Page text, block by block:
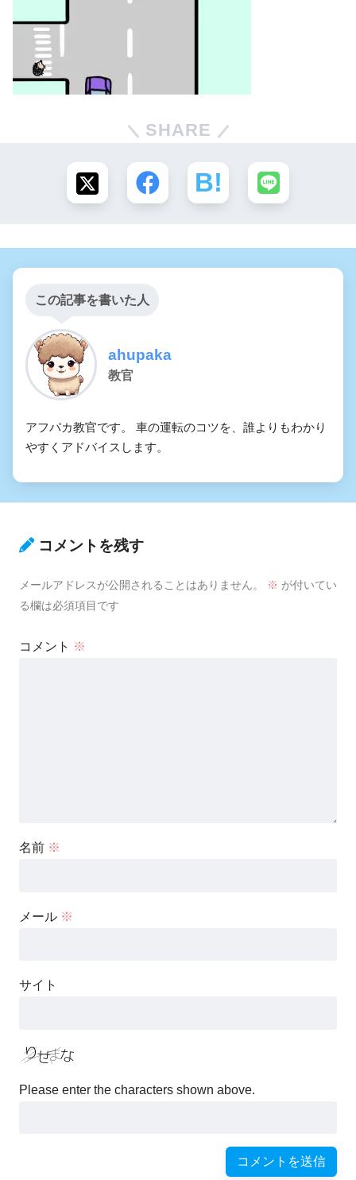
SHARE
この記事を書いた人
ahupaka
教官
アフパカ教官です。 車の運転のコツを、誰よりもわかり
やすくアドバイスします。
コメントを残す
メールアドレスが公開されることはありません。 ※ が付いてい
る欄は必須項目です
コメント ※
名前 ※
メール ※
サイト
Please enter the characters shown above.